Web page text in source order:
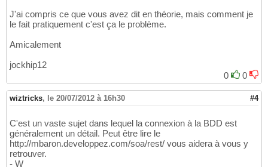
J'ai compris ce que vous avez dit en théorie, mais comment je
le fait pratiquement c'est ça le problème.
Amicalement
jockhip12
0
0
wiztricks, le 20/07/2012 à 16h30 #4
C'est un vaste sujet dans lequel la connexion à la BDD est
généralement un détail. Peut être lire le
http://mbaron.developpez.com/soa/rest/ vous aidera à vous y
retrouver.
- W